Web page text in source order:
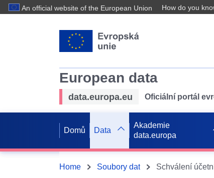
An official website of the European Union How do you
European data
data.europa.eu Oficiální portál
Domů Data
Akademie
data.europa
Home Soubory dat Schválení